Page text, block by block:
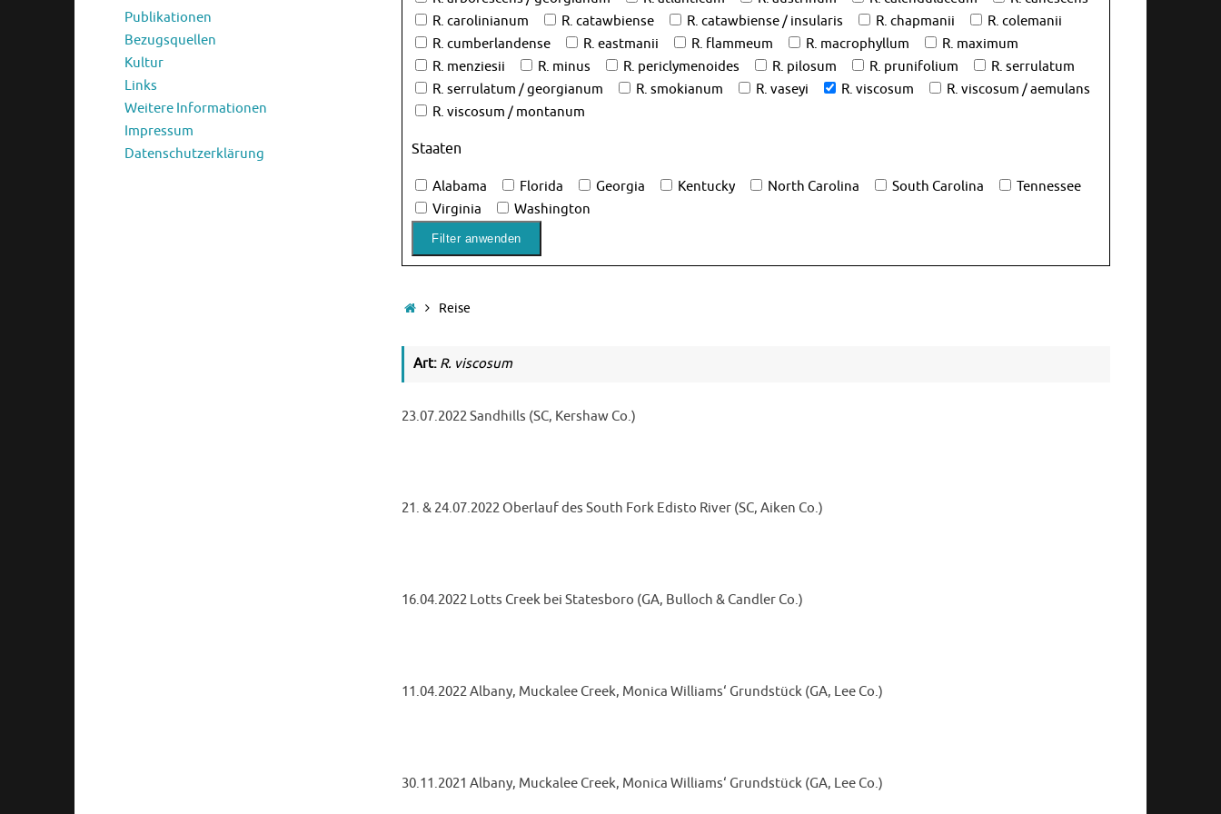
R. carolinianum
R. catawbiense R. catawbiense / insularis R. chapmanii
R. colemanii
R. cumberlandense
R. eastmanii R. flammeum R. macrophyllum
R. maximum
R. menziesii
R. minus R. periclymenoides R. pilosum R. prunifolium
R. serrulatum
R. serrulatum / georgianum
R. smokianum R. vaseyi R. viscosum
R. viscosum / aemulans
R. viscosum / montanum
Staaten
Alabama Florida Georgia Kentucky North Carolina South Carolina
Tennessee
Virginia
Washington
StartReise
Art: R. viscosum
23.07.2022 Sandhills (SC, Kershaw Co.)
21. & 24.07.2022 Oberlauf des South Fork Edisto River (SC, Aiken Co.)
16.04.2022 Lotts Creek bei Statesboro (GA, Bulloch & Candler Co.)
11.04.2022 Albany, Muckalee Creek, Monica Williams‘ Grundstück (GA, Lee Co.)
30.11.2021 Albany, Muckalee Creek, Monica Williams‘ Grundstück (GA, Lee Co.)
Publikationen
Bezugsquellen
Kultur
Links
Weitere Informationen
Impressum
Datenschutzerklärung